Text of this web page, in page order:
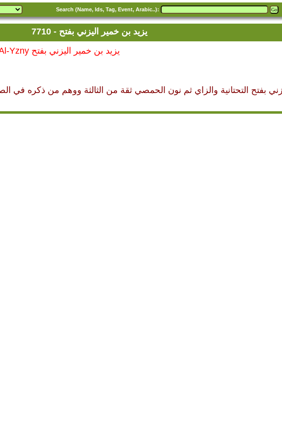
Search (Name, Ids, Tag, Event, Arabic..):
7710 - يزيد بن خمير اليزني بفتح
7710 - Yazid bin Khmyr Al-Yzny يزيد بن خمير اليزني بفتح
بفتح التحتانية والزاي ثم نون الحمصي ثقة من الثالثة ووهم من ذكره في